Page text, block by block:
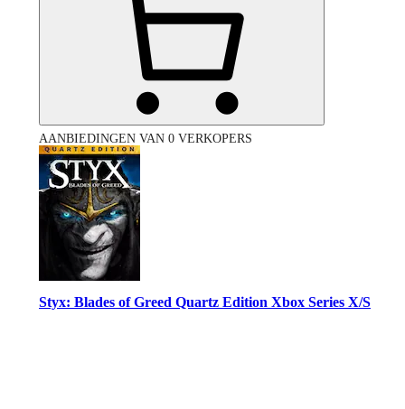
AANBIEDINGEN VAN 0 VERKOPERS
Styx: Blades of Greed Quartz Edition Xbox Series X/S